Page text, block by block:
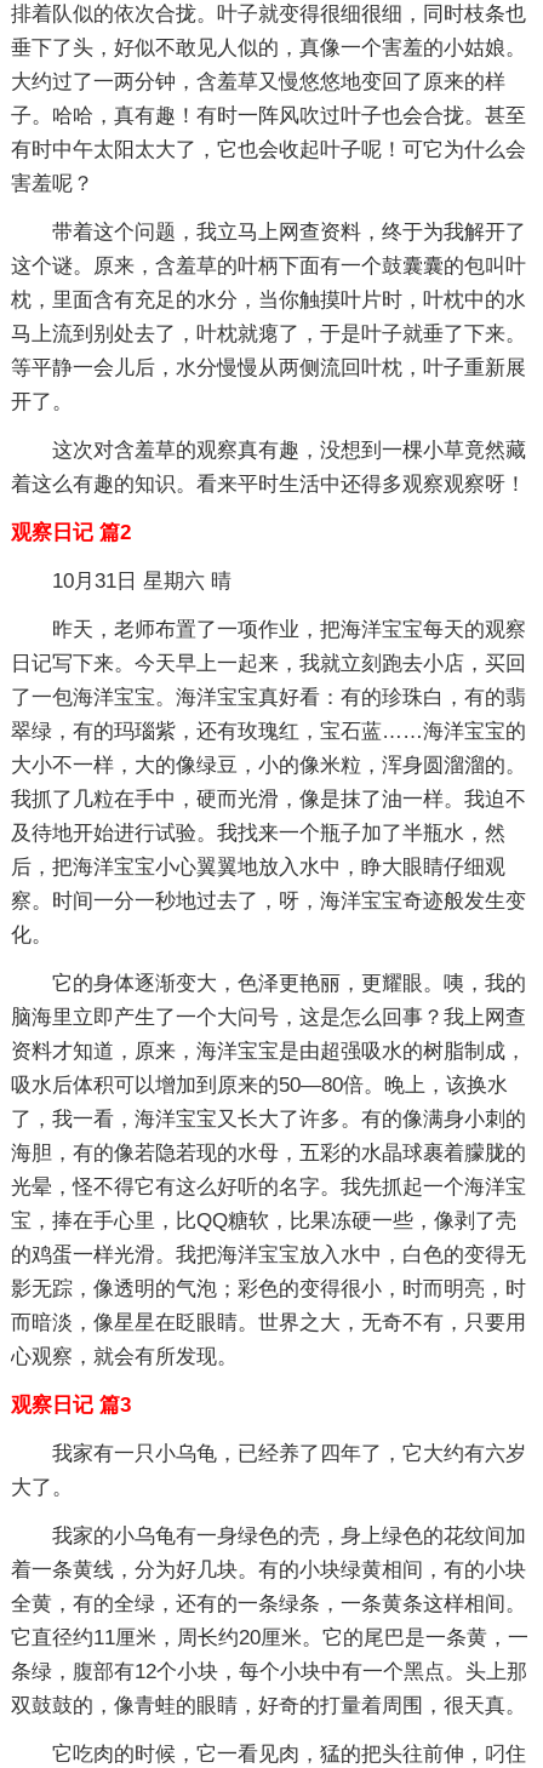
排着队似的依次合拢。叶子就变得很细很细，同时枝条也
垂下了头，好似不敢见人似的，真像一个害羞的小姑娘。
大约过了一两分钟，含羞草又慢悠悠地变回了原来的样
子。哈哈，真有趣！有时一阵风吹过叶子也会合拢。甚至
有时中午太阳太大了，它也会收起叶子呢！可它为什么会
害羞呢？
带着这个问题，我立马上网查资料，终于为我解开了
这个谜。原来，含羞草的叶柄下面有一个鼓囊囊的包叫叶
枕，里面含有充足的水分，当你触摸叶片时，叶枕中的水
马上流到别处去了，叶枕就瘪了，于是叶子就垂了下来。
等平静一会儿后，水分慢慢从两侧流回叶枕，叶子重新展
开了。
这次对含羞草的观察真有趣，没想到一棵小草竟然藏
着这么有趣的知识。看来平时生活中还得多观察观察呀！
观察日记 篇2
10月31日 星期六 晴
昨天，老师布置了一项作业，把海洋宝宝每天的观察
日记写下来。今天早上一起来，我就立刻跑去小店，买回
了一包海洋宝宝。海洋宝宝真好看：有的珍珠白，有的翡
翠绿，有的玛瑙紫，还有玫瑰红，宝石蓝……海洋宝宝的
大小不一样，大的像绿豆，小的像米粒，浑身圆溜溜的。
我抓了几粒在手中，硬而光滑，像是抹了油一样。我迫不
及待地开始进行试验。我找来一个瓶子加了半瓶水，然
后，把海洋宝宝小心翼翼地放入水中，睁大眼睛仔细观
察。时间一分一秒地过去了，呀，海洋宝宝奇迹般发生变
化。
它的身体逐渐变大，色泽更艳丽，更耀眼。咦，我的
脑海里立即产生了一个大问号，这是怎么回事？我上网查
资料才知道，原来，海洋宝宝是由超强吸水的树脂制成，
吸水后体积可以增加到原来的50—80倍。晚上，该换水
了，我一看，海洋宝宝又长大了许多。有的像满身小刺的
海胆，有的像若隐若现的水母，五彩的水晶球裹着朦胧的
光晕，怪不得它有这么好听的名字。我先抓起一个海洋宝
宝，捧在手心里，比QQ糖软，比果冻硬一些，像剥了壳
的鸡蛋一样光滑。我把海洋宝宝放入水中，白色的变得无
影无踪，像透明的气泡；彩色的变得很小，时而明亮，时
而暗淡，像星星在眨眼睛。世界之大，无奇不有，只要用
心观察，就会有所发现。
观察日记 篇3
我家有一只小乌龟，已经养了四年了，它大约有六岁
大了。
我家的小乌龟有一身绿色的壳，身上绿色的花纹间加
着一条黄线，分为好几块。有的小块绿黄相间，有的小块
全黄，有的全绿，还有的一条绿条，一条黄条这样相间。
它直径约11厘米，周长约20厘米。它的尾巴是一条黄，一
条绿，腹部有12个小块，每个小块中有一个黑点。头上那
双鼓鼓的，像青蛙的眼睛，好奇的打量着周围，很天真。
它吃肉的时候，它一看见肉，猛的把头往前伸，叼住